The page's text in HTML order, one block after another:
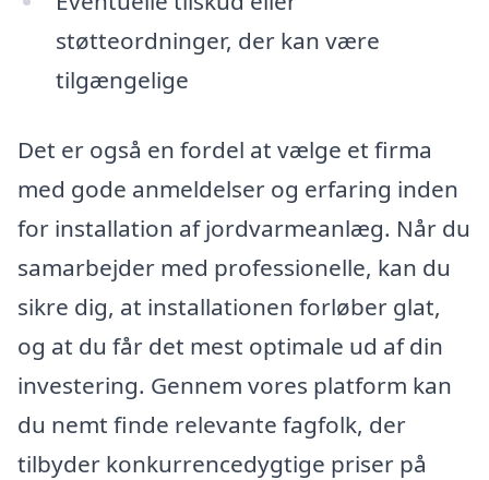
støtteordninger, der kan være
tilgængelige
Det er også en fordel at vælge et firma
med gode anmeldelser og erfaring inden
for installation af jordvarmeanlæg. Når du
samarbejder med professionelle, kan du
sikre dig, at installationen forløber glat,
og at du får det mest optimale ud af din
investering. Gennem vores platform kan
du nemt finde relevante fagfolk, der
tilbyder konkurrencedygtige priser på